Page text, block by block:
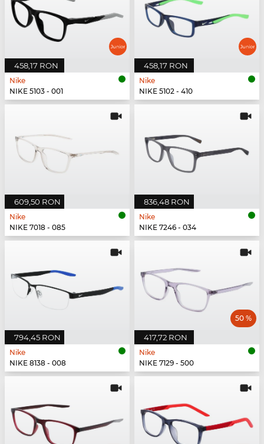
458,17 RON
Nike
NIKE 5103 - 001
458,17 RON
Nike
NIKE 5102 - 410
609,50 RON
Nike
NIKE 7018 - 085
836,48 RON
Nike
NIKE 7246 - 034
794,45 RON
Nike
NIKE 8138 - 008
417,72 RON
50 %
Nike
NIKE 7129 - 500